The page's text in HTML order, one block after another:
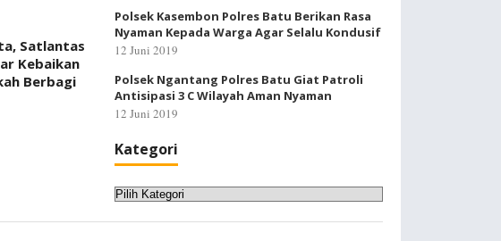
Satlantas
Kebaikan
Berbagi
Polsek Kasembon Polres Batu Berikan Rasa
Nyaman Kepada Warga Agar Selalu Kondusif
12 Juni 2019
Polsek Ngantang Polres Batu Giat Patroli
Antisipasi 3 C Wilayah Aman Nyaman
12 Juni 2019
Kategori
Kategori